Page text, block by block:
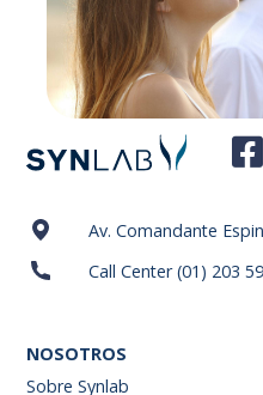
Av. Comandante
Call Center (01) 203
NOSOTROS
Sobre Synlab